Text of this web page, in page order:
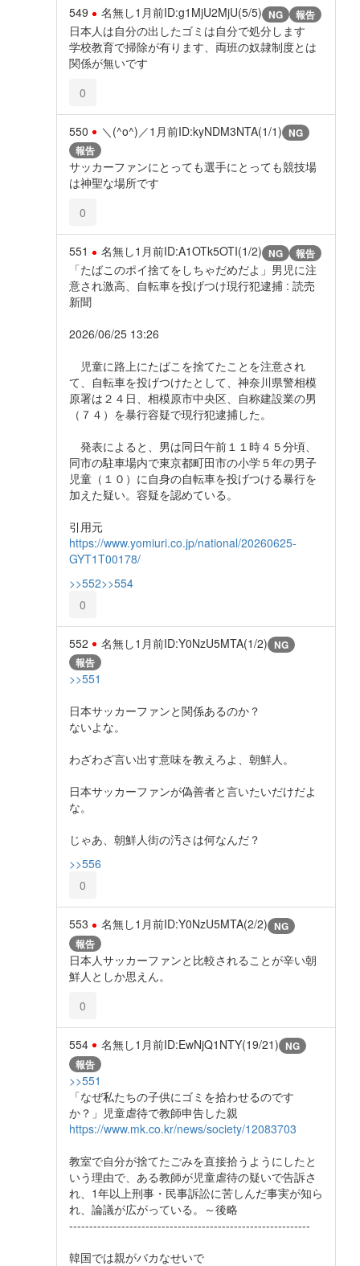
549 名無し1月前ID:g1MjU2MjU(5/5) NG 報告
日本人は自分の出したゴミは自分で処分します
学校教育で掃除が有ります、両班の奴隷制度とは
関係が無いです
0
550 ＼(^o^)／1月前ID:kyNDM3NTA(1/1) NG
報告
サッカーファンにとっても選手にとっても競技場
は神聖な場所です
0
551 名無し1月前ID:A1OTk5OTI(1/2) NG 報告
「たばこのポイ捨てをしちゃだめだよ」男児に注
意され激高、自転車を投げつけ現行犯逮捕 : 読売
新聞
2026/06/25 13:26
児童に路上にたばこを捨てたことを注意され
て、自転車を投げつけたとして、神奈川県警相模
原署は２４日、相模原市中央区、自称建設業の男
（７４）を暴行容疑で現行犯逮捕した。
発表によると、男は同日午前１１時４５分頃、
同市の駐車場内で東京都町田市の小学５年の男子
児童（１０）に自身の自転車を投げつける暴行を
加えた疑い。容疑を認めている。
引用元
https://www.yomiuri.co.jp/national/20260625-
GYT1T00178/
>>552>>554
0
552 名無し1月前ID:Y0NzU5MTA(1/2) NG
報告
>>551
日本サッカーファンと関係あるのか？
ないよな。
わざわざ言い出す意味を教えろよ、朝鮮人。
日本サッカーファンが偽善者と言いたいだけだよ
な。
じゃあ、朝鮮人街の汚さは何なんだ？
>>556
0
553 名無し1月前ID:Y0NzU5MTA(2/2) NG
報告
日本人サッカーファンと比較されることが辛い朝
鮮人としか思えん。
0
554 名無し1月前ID:EwNjQ1NTY(19/21) NG
報告
>>551
「なぜ私たちの子供にゴミを拾わせるのです
か？」児童虐待で教師申告した親
https://www.mk.co.kr/news/society/12083703
教室で自分が捨てたごみを直接拾うようにしたと
いう理由で、ある教師が児童虐待の疑いで告訴さ
れ、1年以上刑事・民事訴訟に苦しんだ事実が知ら
れ、論議が広がっている。～後略
------------------------------------------------------------
韓国では親がバカなせいで